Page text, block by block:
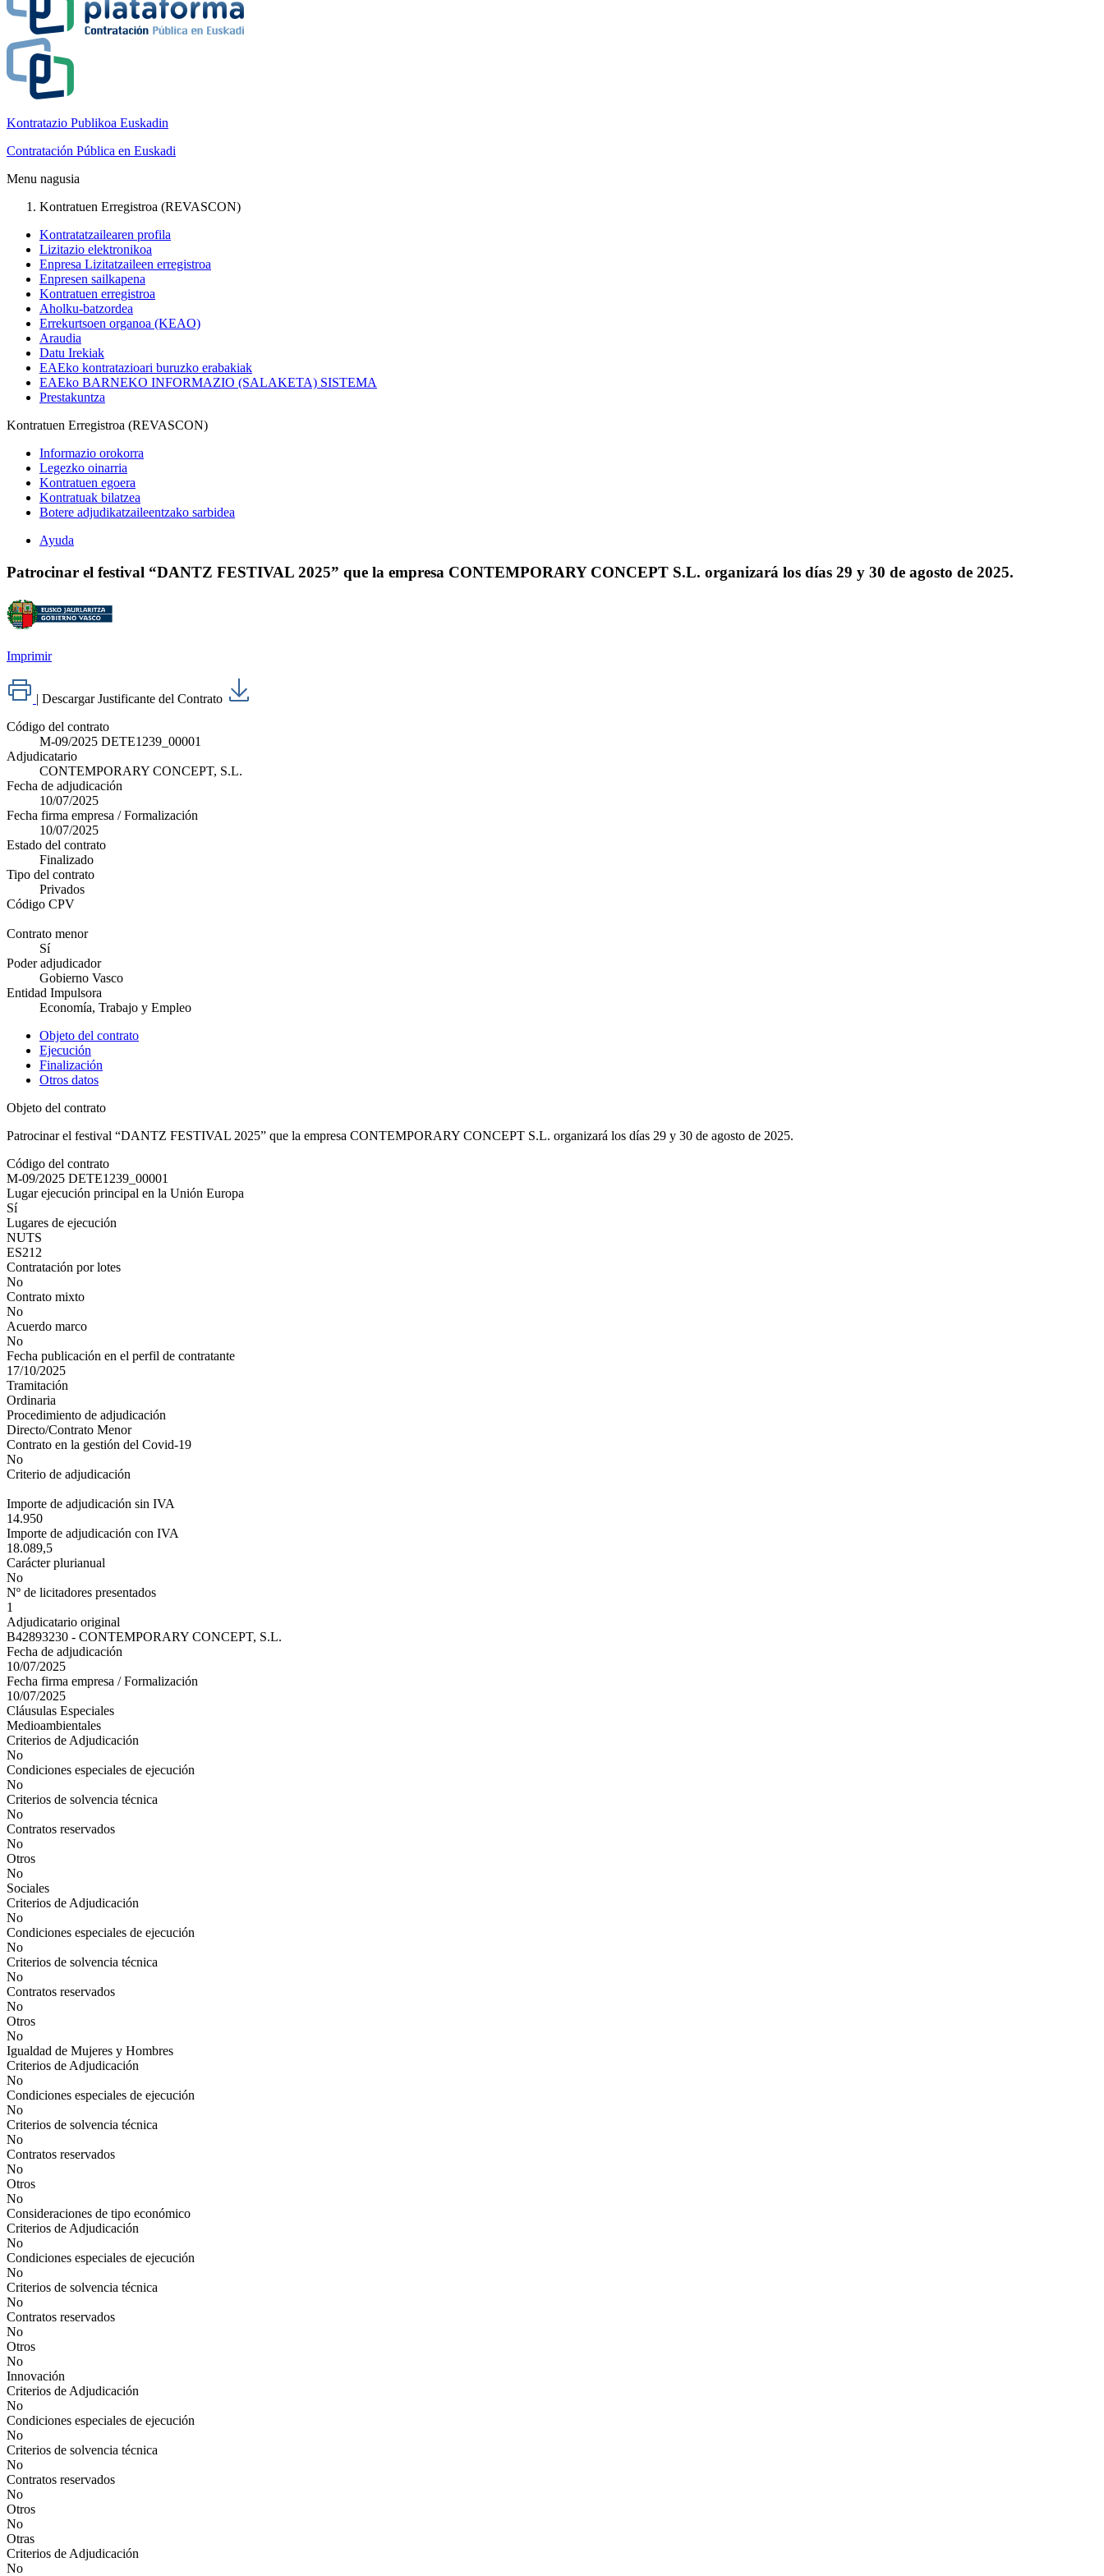
Kontratazio Publikoa Euskadin
Contratación Pública en Euskadi
Menu nagusia
Kontratuen Erregistroa (REVASCON)
Kontratatzailearen profila
Lizitazio elektronikoa
Enpresa Lizitatzaileen erregistroa
Enpresen sailkapena
Kontratuen erregistroa
Aholku-batzordea
Errekurtsoen organoa (KEAO)
Araudia
Datu Irekiak
EAEko kontratazioari buruzko erabakiak
EAEko BARNEKO INFORMAZIO (SALAKETA) SISTEMA
Prestakuntza
Kontratuen Erregistroa (REVASCON)
Informazio orokorra
Legezko oinarria
Kontratuen egoera
Kontratuak bilatzea
Botere adjudikatzaileentzako sarbidea
Ayuda
Patrocinar el festival “DANTZ FESTIVAL 2025” que la empresa CONTEMPORARY CONCEPT S.L. organizará los días 29 y 30 de agosto de 2025.
Imprimir
| Descargar Justificante del Contrato
Código del contrato
M-09/2025 DETE1239_00001
Adjudicatario
CONTEMPORARY CONCEPT, S.L.
Fecha de adjudicación
10/07/2025
Fecha firma empresa / Formalización
10/07/2025
Estado del contrato
Finalizado
Tipo del contrato
Privados
Código CPV
Contrato menor
Sí
Poder adjudicador
Gobierno Vasco
Entidad Impulsora
Economía, Trabajo y Empleo
Objeto del contrato
Ejecución
Finalización
Otros datos
Objeto del contrato
Patrocinar el festival “DANTZ FESTIVAL 2025” que la empresa CONTEMPORARY CONCEPT S.L. organizará los días 29 y 30 de agosto de 2025.
Código del contrato
M-09/2025 DETE1239_00001
Lugar ejecución principal en la Unión Europa
Sí
Lugares de ejecución
NUTS
ES212
Contratación por lotes
No
Contrato mixto
No
Acuerdo marco
No
Fecha publicación en el perfil de contratante
17/10/2025
Tramitación
Ordinaria
Procedimiento de adjudicación
Directo/Contrato Menor
Contrato en la gestión del Covid-19
No
Criterio de adjudicación
Importe de adjudicación sin IVA
14.950
Importe de adjudicación con IVA
18.089,5
Carácter plurianual
No
Nº de licitadores presentados
1
Adjudicatario original
B42893230 - CONTEMPORARY CONCEPT, S.L.
Fecha de adjudicación
10/07/2025
Fecha firma empresa / Formalización
10/07/2025
Cláusulas Especiales
Medioambientales
Criterios de Adjudicación
No
Condiciones especiales de ejecución
No
Criterios de solvencia técnica
No
Contratos reservados
No
Otros
No
Sociales
Criterios de Adjudicación
No
Condiciones especiales de ejecución
No
Criterios de solvencia técnica
No
Contratos reservados
No
Otros
No
Igualdad de Mujeres y Hombres
Criterios de Adjudicación
No
Condiciones especiales de ejecución
No
Criterios de solvencia técnica
No
Contratos reservados
No
Otros
No
Consideraciones de tipo económico
Criterios de Adjudicación
No
Condiciones especiales de ejecución
No
Criterios de solvencia técnica
No
Contratos reservados
No
Otros
No
Innovación
Criterios de Adjudicación
No
Condiciones especiales de ejecución
No
Criterios de solvencia técnica
No
Contratos reservados
No
Otros
No
Otras
Criterios de Adjudicación
No